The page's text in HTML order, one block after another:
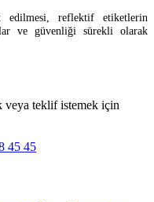
edilmesi, reflektif etiketlerin
ve güvenliği sürekli olarak
veya teklif istemek için
45 45